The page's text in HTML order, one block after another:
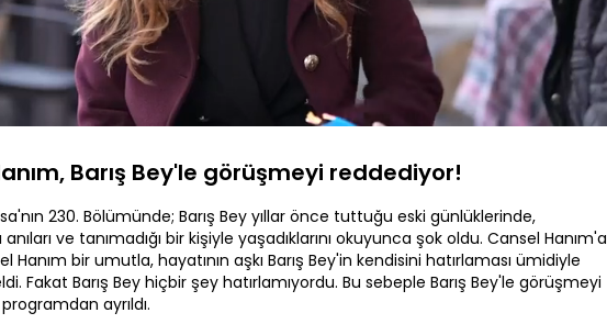
:
Oynatma
Hızı
Barış Bey'le görüşmeyi reddediyor!
230. Bölümünde; Barış Bey yıllar önce tuttuğu eski günlüklerinde,
anıları ve tanımadığı bir kişiyle yaşadıklarını okuyunca şok oldu. Cansel Hanım'a
Hanım bir umutla, hayatının aşkı Barış Bey'in kendisini hatırlaması ümidiyle
Fakat Barış Bey hiçbir şey hatırlamıyordu. Bu sebeple Barış Bey'le görüşmeyi
ayrıldı.